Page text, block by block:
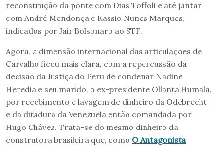
reconstrução da ponte com Dias Toffoli e até jantar
com André Mendonça e Kassio Nunes Marques,
indicados por Jair Bolsonaro ao STF.
Agora, a dimensão internacional das articulações de
Carvalho ficou mais clara, com a repercussão da
decisão da Justiça do Peru de condenar Nadine
Heredia e seu marido, o ex-presidente Ollanta Humala,
por recebimento e lavagem de dinheiro da Odebrecht
e da ditadura da Venezuela então comandada por
Hugo Chávez. Trata-se do mesmo dinheiro da
construtora brasileira que, como O Antagonista